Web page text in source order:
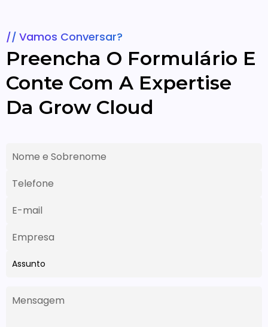
Vamos Conversar?
Preencha O Formulário E
Conte Com A Expertise
Da Grow Cloud